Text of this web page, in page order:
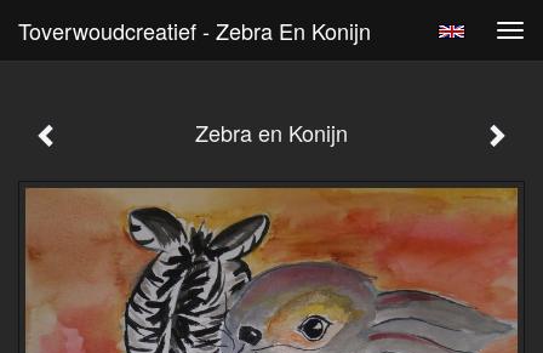
Toverwoudcreatief - Zebra En Konijn
Zebra en Konijn